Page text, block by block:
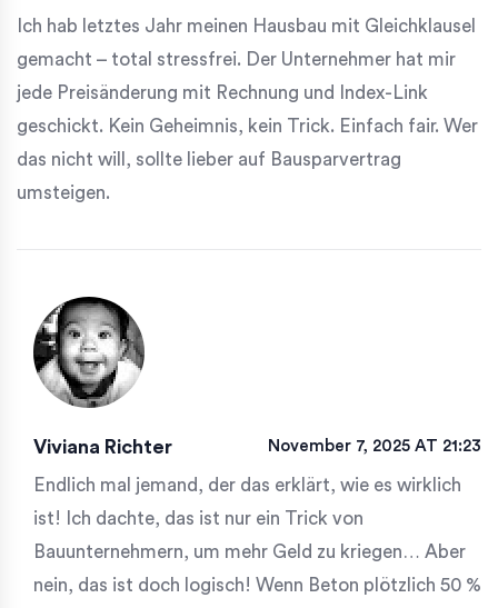
Ich hab letztes Jahr meinen Hausbau mit Gleichklausel
gemacht – total stressfrei. Der Unternehmer hat mir
jede Preisänderung mit Rechnung und Index-Link
geschickt. Kein Geheimnis, kein Trick. Einfach fair. Wer
das nicht will, sollte lieber auf Bausparvertrag
umsteigen.
Viviana Richter November 7, 2025 AT 21:23
Endlich mal jemand, der das erklärt, wie es wirklich
ist! Ich dachte, das ist nur ein Trick von
Bauunternehmern, um mehr Geld zu kriegen… Aber
nein, das ist doch logisch! Wenn Beton plötzlich 50 %